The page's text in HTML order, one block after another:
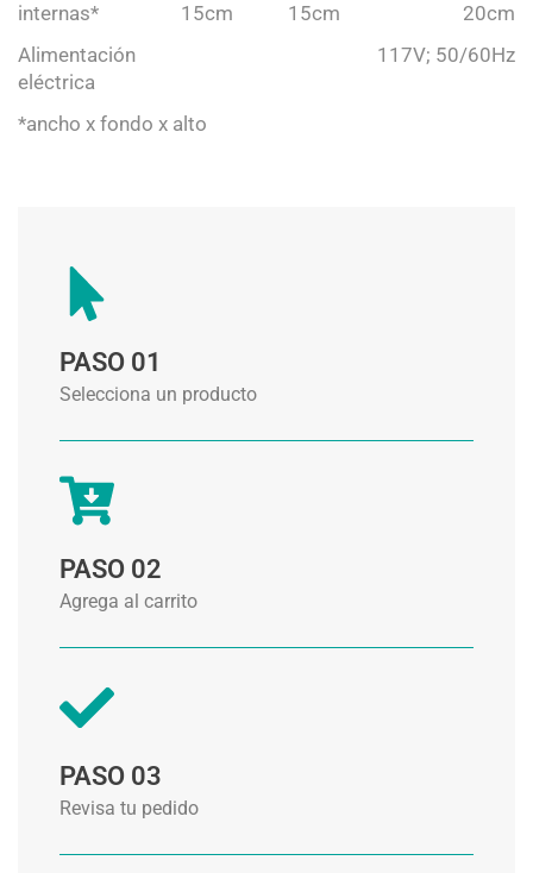
internas*
15cm
15cm
20cm
Alimentación
eléctrica
117V; 50/60Hz
*ancho x fondo x alto
PASO 01
Selecciona un producto
PASO 02
Agrega al carrito
PASO 03
Revisa tu pedido